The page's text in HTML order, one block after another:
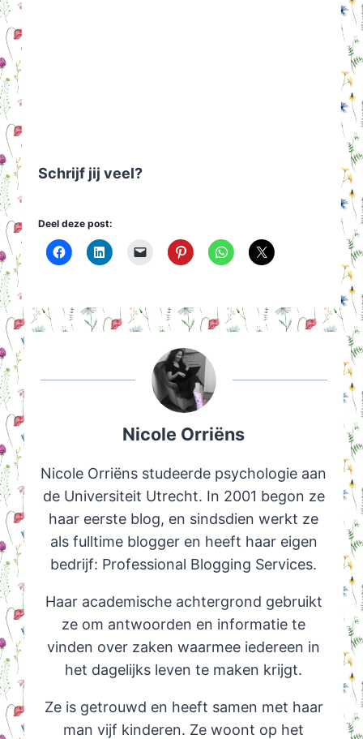
Schrijf jij veel?
Deel deze post:
Nicole Orriëns
Nicole Orriëns studeerde psychologie aan
de Universiteit Utrecht. In 2001 begon ze
haar eerste blog, en sindsdien werkt ze
als fulltime blogger en heeft haar eigen
bedrijf: Professional Blogging Services.
Haar academische achtergrond gebruikt
ze om antwoorden en informatie te
vinden over zaken waarmee iedereen in
het dagelijks leven te maken krijgt.
Ze is getrouwd en heeft samen met haar
man vijf kinderen. Ze woont op het